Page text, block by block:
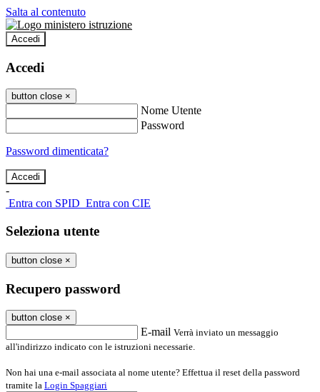
Salta al contenuto
Accedi
Accedi
button close ×
Nome Utente
Password
Password dimenticata?
-
Entra con SPID Entra con CIE
Seleziona utente
button close ×
Recupero password
button close ×
E-mail Verrà inviato un messaggio
all'indirizzo indicato con le istruzioni necessarie.
Non hai una e-mail associata al nome utente? Effettua il reset della password
tramite la Login Spaggiari